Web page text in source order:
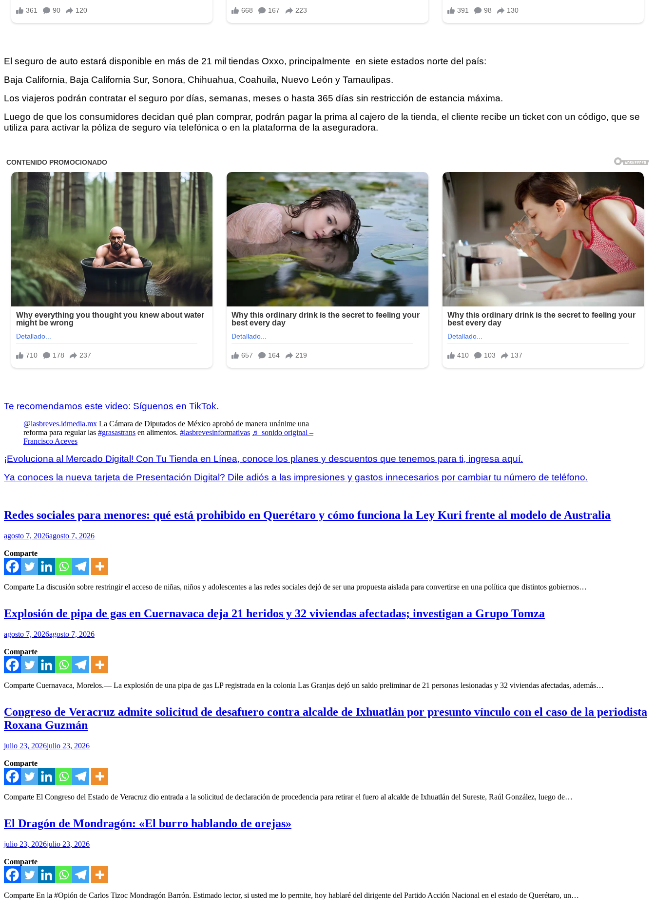
El seguro de auto estará disponible en más de 21 mil tiendas Oxxo, principalmente en siete estados norte del país:
Baja California, Baja California Sur, Sonora, Chihuahua, Coahuila, Nuevo León y Tamaulipas.
Los viajeros podrán contratar el seguro por días, semanas, meses o hasta 365 días sin restricción de estancia máxima.
Luego de que los consumidores decidan qué plan comprar, podrán pagar la prima al cajero de la tienda, el cliente recibe un ticket con un código, que se
utiliza para activar la póliza de seguro vía telefónica o en la plataforma de la aseguradora.
Te recomendamos este video: Síguenos en TikTok.
@lasbreves.idmedia.mx La Cámara de Diputados de México aprobó de manera unánime una
reforma para regular las #grasastrans en alimentos. #lasbrevesinformativas ♬ sonido original –
Francisco Aceves
¡Evoluciona al Mercado Digital! Con Tu Tienda en Línea, conoce los planes y descuentos que tenemos para ti, ingresa aquí.
Ya conoces la nueva tarjeta de Presentación Digital? Dile adiós a las impresiones y gastos innecesarios por cambiar tu número de teléfono.
Redes sociales para menores: qué está prohibido en Querétaro y cómo funciona la Ley Kuri frente al modelo de Australia
agosto 7, 2026agosto 7, 2026
Comparte
Comparte La discusión sobre restringir el acceso de niñas, niños y adolescentes a las redes sociales dejó de ser una propuesta aislada para convertirse en una política que distintos gobiernos…
Explosión de pipa de gas en Cuernavaca deja 21 heridos y 32 viviendas afectadas; investigan a Grupo Tomza
agosto 7, 2026agosto 7, 2026
Comparte
Comparte Cuernavaca, Morelos.— La explosión de una pipa de gas LP registrada en la colonia Las Granjas dejó un saldo preliminar de 21 personas lesionadas y 32 viviendas afectadas, además…
Congreso de Veracruz admite solicitud de desafuero contra alcalde de Ixhuatlán por presunto vínculo con el caso de la periodista
Roxana Guzmán
julio 23, 2026julio 23, 2026
Comparte
Comparte El Congreso del Estado de Veracruz dio entrada a la solicitud de declaración de procedencia para retirar el fuero al alcalde de Ixhuatlán del Sureste, Raúl González, luego de…
El Dragón de Mondragón: «El burro hablando de orejas»
julio 23, 2026julio 23, 2026
Comparte
Comparte En la #Opión de Carlos Tizoc Mondragón Barrón. Estimado lector, si usted me lo permite, hoy hablaré del dirigente del Partido Acción Nacional en el estado de Querétaro, un…